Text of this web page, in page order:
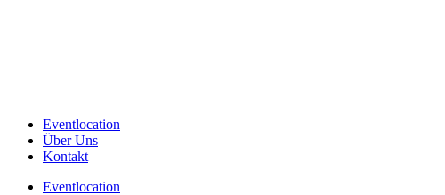
Eventlocation
Über Uns
Kontakt
Eventlocation